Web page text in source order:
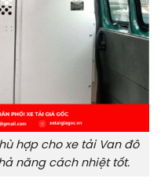
hợp cho xe tải Van đô
năng cách nhiệt tốt.